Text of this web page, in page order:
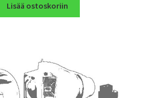
Lisää ostoskoriin